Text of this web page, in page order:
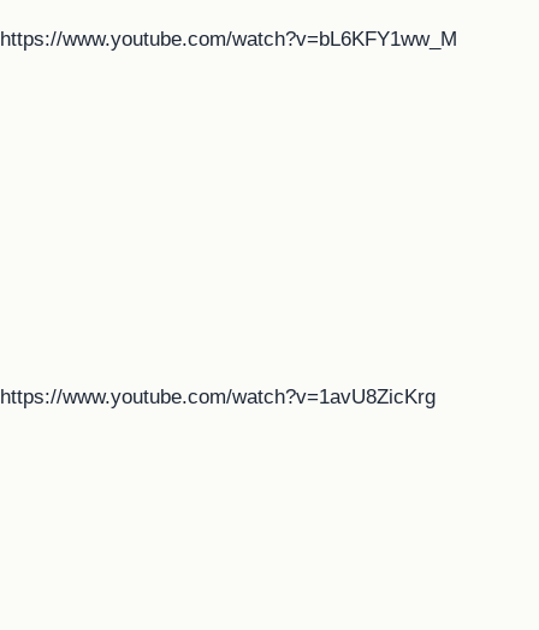
https://www.youtube.com/watch?v=bL6KFY1ww_M
https://www.youtube.com/watch?v=1avU8ZicKrg